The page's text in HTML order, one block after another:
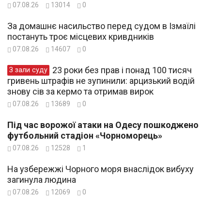
07.08.26 13014 0
За домашнє насильство перед судом в Ізмаїлі
постануть троє місцевих кривдників
07.08.26 14607 0
З зали суду
гривень штрафів не зупинили: арцизький водій
знову сів за кермо та отримав вирок
07.08.26 13689 0
Під час ворожої атаки на Одесу пошкоджено
футбольний стадіон «Чорноморець»
07.08.26 12528 1
На узбережжі Чорного моря внаслідок вибуху
загинула людина
07.08.26 12069 0